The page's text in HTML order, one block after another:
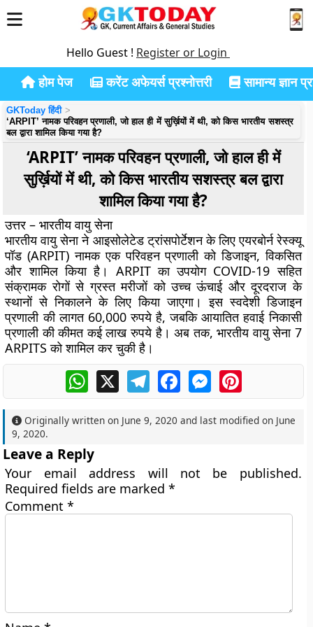
Hello Guest ! Register or Login
होम पेज करेंट अफेयर्स प्रश्नोत्तरी सामान्य ज्ञान
GKToday हिंदी
‘ARPIT’ नामक परिवहन प्रणाली, जो हाल ही में सुर्ख़ियों में थी, को किस भारतीय सशस्त्र
बल द्वारा शामिल किया गया है?
‘ARPIT’ नामक परिवहन प्रणाली, जो हाल ही में
सुर्ख़ियों में थी, को किस भारतीय सशस्त्र बल द्वारा
शामिल किया गया है?
उत्तर – भारतीय वायु सेना
भारतीय वायु सेना ने आइसोलेटेड ट्रांसपोर्टेशन के लिए एयरबोर्न रेस्क्यू
पॉड (ARPIT) नामक एक परिवहन प्रणाली को डिजाइन, विकसित
और शामिल किया है। ARPIT का उपयोग COVID-19 सहित
संक्रामक रोगों से ग्रस्त मरीजों को उच्च ऊंचाई और दूरदराज के
स्थानों से निकालने के लिए किया जाएगा। इस स्वदेशी डिजाइन
प्रणाली की लागत 60,000 रुपये है, जबकि आयातित हवाई निकासी
प्रणाली की कीमत कई लाख रुपये है। अब तक, भारतीय वायु सेना 7
ARPITS को शामिल कर चुकी है।
WhatsApp
X TelegramFacebookMessengerPinterest
Originally written on June 9, 2020 and last modified on June
9, 2020.
Leave a Reply
Your email address will not be published.
Required fields are marked*
Comment*